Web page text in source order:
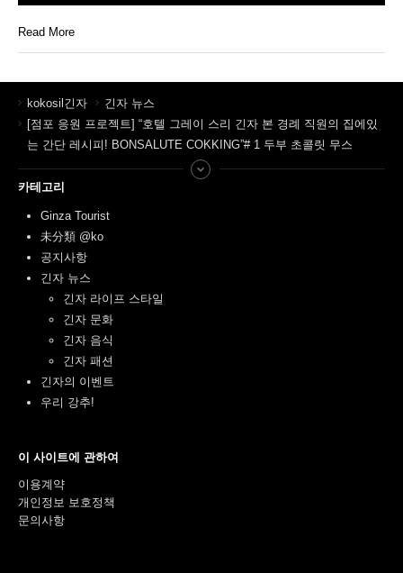
Read More
kokosil긴자
긴자 뉴스
[점포 응원 프로젝트] “호텔 그레이 스리 긴자 본 경례 직원의 집에있
는 간단 레시피! BONSALUTE COKKING”# 1 두부 초콜릿 무스
카테고리
Ginza Tourist
未分類 @ko
공지사항
긴자 뉴스
긴자 라이프 스타일
긴자 문화
긴자 음식
긴자 패션
긴자의 이벤트
우리 강추!
이 사이트에 관하여
이용계약
개인정보 보호정책
문의사항